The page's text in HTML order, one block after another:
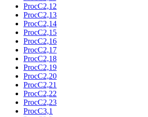
ProcC2,12
ProcC2,13
ProcC2,14
ProcC2,15
ProcC2,16
ProcC2,17
ProcC2,18
ProcC2,19
ProcC2,20
ProcC2,21
ProcC2,22
ProcC2,23
ProcC3,1